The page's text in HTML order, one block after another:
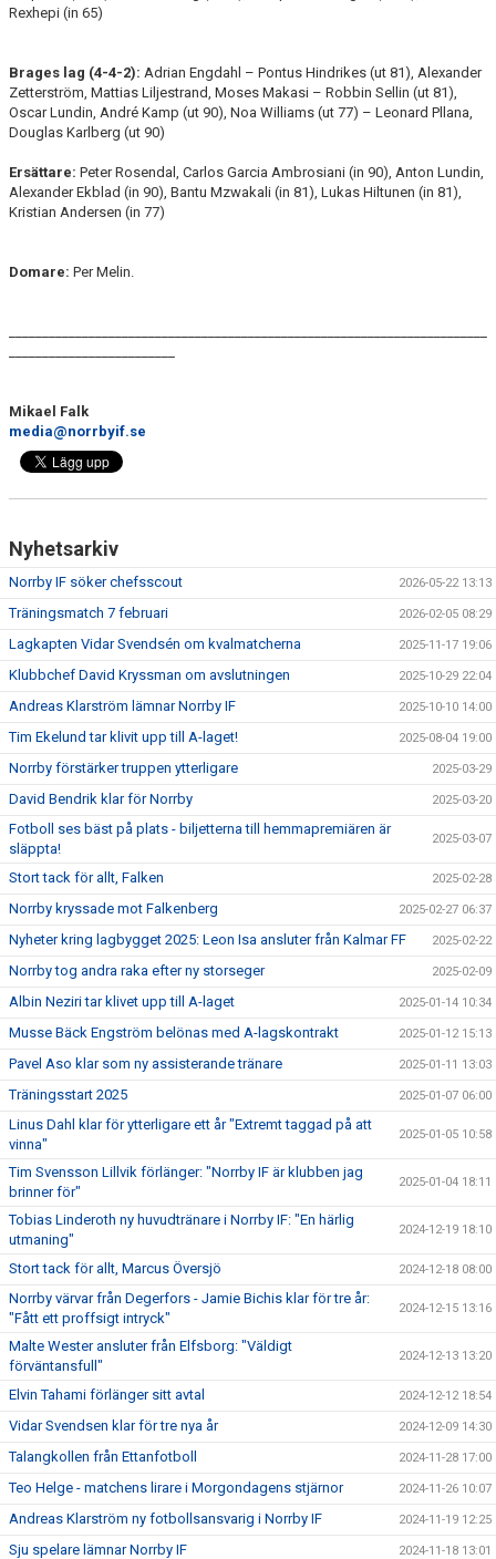
Rexhepi (in 65)
Brages lag (4-4-2): Adrian Engdahl – Pontus Hindrikes (ut 81), Alexander
Zetterström, Mattias Liljestrand, Moses Makasi – Robbin Sellin (ut 81),
Oscar Lundin, André Kamp (ut 90), Noa Williams (ut 77) – Leonard Pllana,
Douglas Karlberg (ut 90)
Ersättare: Peter Rosendal, Carlos Garcia Ambrosiani (in 90), Anton Lundin,
Alexander Ekblad (in 90), Bantu Mzwakali (in 81), Lukas Hiltunen (in 81),
Kristian Andersen (in 77)
Domare: Per Melin.
Mikael Falk
media@norrbyif.se
Nyhetsarkiv
Norrby IF söker chefsscout 2026-05-22 13:13
Träningsmatch 7 februari 2026-02-05 08:29
Lagkapten Vidar Svendsén om kvalmatcherna 2025-11-17 19:06
Klubbchef David Kryssman om avslutningen 2025-10-29 22:04
Andreas Klarström lämnar Norrby IF 2025-10-10 14:00
Tim Ekelund tar klivit upp till A-laget! 2025-08-04 19:00
Norrby förstärker truppen ytterligare 2025-03-29
David Bendrik klar för Norrby 2025-03-20
Fotboll ses bäst på plats - biljetterna till hemmapremiären är
släppta!
2025-03-07
Stort tack för allt, Falken 2025-02-28
Norrby kryssade mot Falkenberg 2025-02-27 06:37
Nyheter kring lagbygget 2025: Leon Isa ansluter från Kalmar FF 2025-02-22
Norrby tog andra raka efter ny storseger 2025-02-09
Albin Neziri tar klivet upp till A-laget 2025-01-14 10:34
Musse Bäck Engström belönas med A-lagskontrakt 2025-01-12 15:13
Pavel Aso klar som ny assisterande tränare 2025-01-11 13:03
Träningsstart 2025 2025-01-07 06:00
Linus Dahl klar för ytterligare ett år "Extremt taggad på att
vinna"
2025-01-05 10:58
Tim Svensson Lillvik förlänger: "Norrby IF är klubben jag
brinner för"
2025-01-04 18:11
Tobias Linderoth ny huvudtränare i Norrby IF: "En härlig
utmaning"
2024-12-19 18:10
Stort tack för allt, Marcus Översjö 2024-12-18 08:00
Norrby värvar från Degerfors - Jamie Bichis klar för tre år:
"Fått ett proffsigt intryck"
2024-12-15 13:16
Malte Wester ansluter från Elfsborg: "Väldigt
förväntansfull"
2024-12-13 13:20
Elvin Tahami förlänger sitt avtal 2024-12-12 18:54
Vidar Svendsen klar för tre nya år 2024-12-09 14:30
Talangkollen från Ettanfotboll 2024-11-28 17:00
Teo Helge - matchens lirare i Morgondagens stjärnor 2024-11-26 10:07
Andreas Klarström ny fotbollsansvarig i Norrby IF 2024-11-19 12:25
Sju spelare lämnar Norrby IF 2024-11-18 13:01